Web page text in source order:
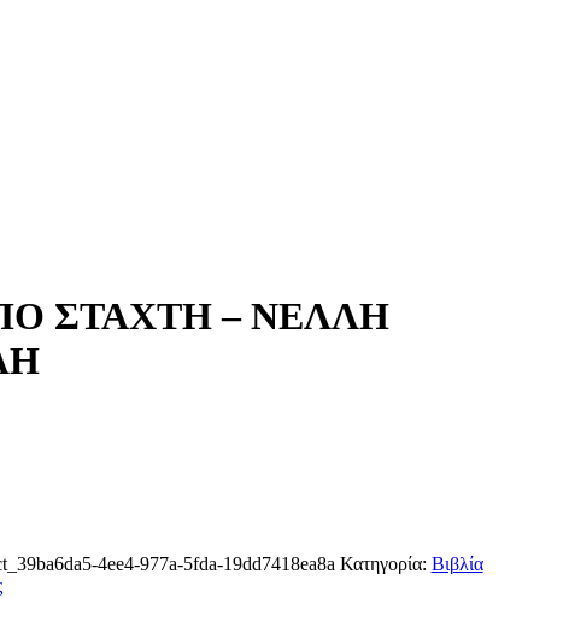
ΣΤΑΧΤΗ – ΝΕΛΛΗ
4ee4-977a-5fda-19dd7418ea8a Κατηγορία: Βιβλία